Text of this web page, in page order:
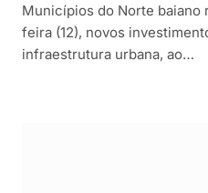
Municípios do Norte baiano
feira (12), novos
infraestrutura urbana, ao…